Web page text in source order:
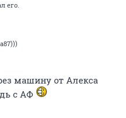
его.
машину от Алекса
с АФ